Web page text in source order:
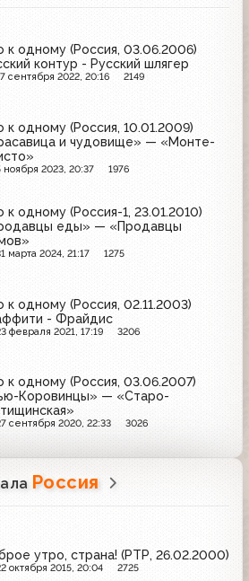
к одному (Россия, 03.06.2006)
Русский контур - Русский шлягер
сентября 2022, 20:16 2149
к одному (Россия, 10.01.2009)
и чудовище» — «Монте-
ноября 2023, 20:37 1976
к одному (Россия-1, 23.01.2010)
еды» — «Продавцы
марта 2024, 21:17 1275
к одному (Россия, 02.11.2003)
- Фрайдис
февраля 2021, 17:19 3206
к одному (Россия, 03.06.2007)
Коровинцы» — «Старо-
сентября 2020, 22:33 3026
Россия
утро, страна! (РТР, 26.02.2000)
октября 2015, 20:04 2725